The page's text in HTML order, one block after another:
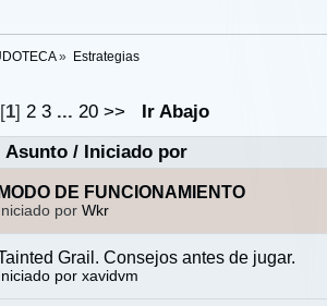
» Estrategias
1]2 3 ...20 >>
Ir Abajo
Asunto/ Iniciado por
MODO DE FUNCIONAMIENTO
Iniciado por Wkr
Grail. Consejos antes de jugar.
Iniciado por xavidvm